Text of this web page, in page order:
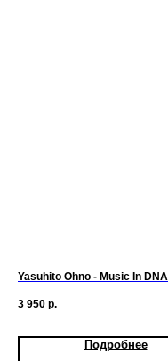
Yasuhito Ohno - Music In DNA
3 950 р.
Подробнее